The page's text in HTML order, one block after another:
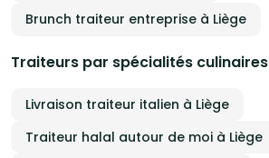
Brunch traiteur entreprise à Liège
Traiteurs par spécialités culinaires
Livraison traiteur italien à Liège
Traiteur halal autour de moi à Liège